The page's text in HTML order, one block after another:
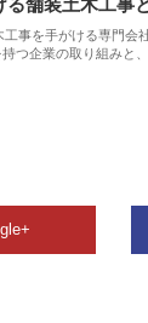
舗装土木工事
事を手がける専門会
つ企業の取り組みと